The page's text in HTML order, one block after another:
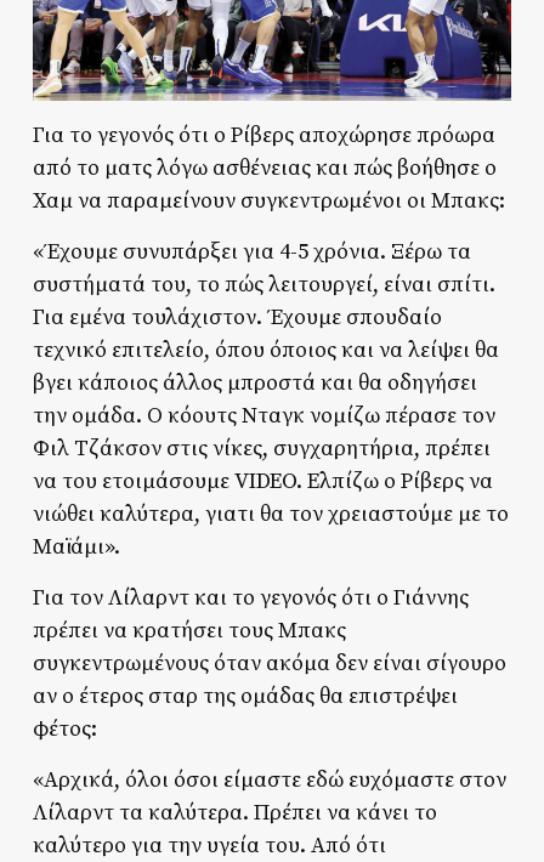
Για το γεγονός ότι ο Ρίβερς αποχώρησε πρόωρα
από το ματς λόγω ασθένειας και πώς βοήθησε ο
Χαμ να παραμείνουν συγκεντρωμένοι οι Μπακς:
«Έχουμε συνυπάρξει για 4-5 χρόνια. Ξέρω τα
συστήματά του, το πώς λειτουργεί, είναι σπίτι.
Για εμένα τουλάχιστον. Έχουμε σπουδαίο
τεχνικό επιτελείο, όπου όποιος και να λείψει θα
βγει κάποιος άλλος μπροστά και θα οδηγήσει
την ομάδα. Ο κόουτς Νταγκ νομίζω πέρασε τον
Φιλ Τζάκσον στις νίκες, συγχαρητήρια, πρέπει
να του ετοιμάσουμε VIDEO. Ελπίζω ο Ρίβερς να
νιώθει καλύτερα, γιατι θα τον χρειαστούμε με το
Μαϊάμι».
Για τον Λίλαρντ και το γεγονός ότι ο Γιάννης
πρέπει να κρατήσει τους Μπακς
συγκεντρωμένους όταν ακόμα δεν είναι σίγουρο
αν ο έτερος σταρ της ομάδας θα επιστρέψει
φέτος:
«Αρχικά, όλοι όσοι είμαστε εδώ ευχόμαστε στον
Λίλαρντ τα καλύτερα. Πρέπει να κάνει το
καλύτερο για την υγεία του. Από ότι